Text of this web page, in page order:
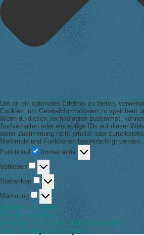
Um dir ein optimales Erlebnis zu bieten,
Cookies, um Geräteinformationen zu speichern
Wenn du diesen Technologien zustimmst,
Surfverhalten oder eindeutige IDs auf dieser
deine Zustimmung nicht erteilst oder
Merkmale und Funktionen beeinträchtigt werden.
Funktional
Funktional
Immer aktiv
Vorlieben
Vorlieben
Statistiken Statistiken
Marketing
Marketing
Optionen verwalten
Dienste verwalten
Verwalten von {vendor_count}-Lieferanten
Lese mehr über diese Zwecke